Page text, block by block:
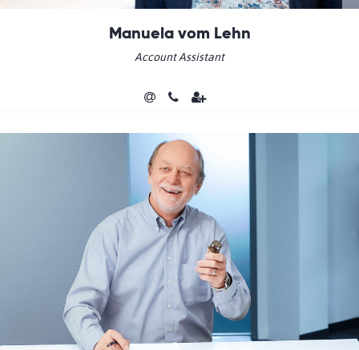
Manuela vom Lehn
Account Assistant